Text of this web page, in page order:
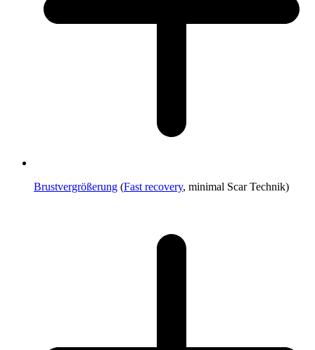
Brustvergrößerung (Fast recovery, minimal Scar Technik)